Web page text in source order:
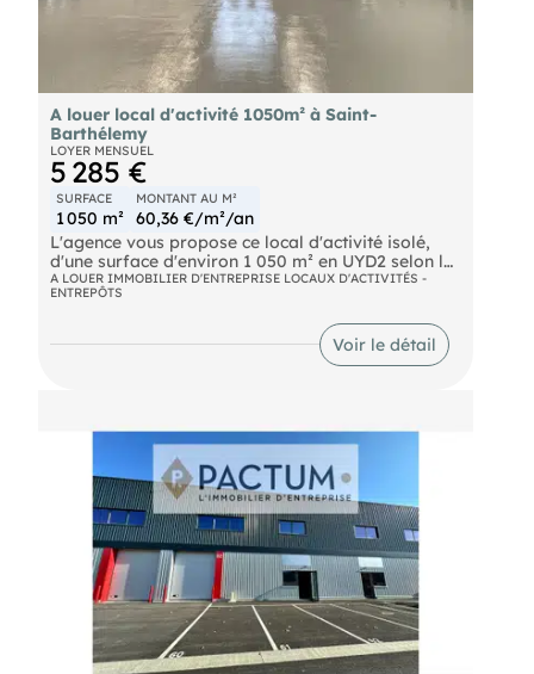
A louer local d'activité 1050m² à Saint-
Barthélemy
LOYER MENSUEL
5 285 €
SURFACE
1 050 m²
MONTANT AU M²
60,36 €/m²/an
L'agence vous propose ce local d'activité isolé,
d'une surface d'environ 1 050 m² en UYD2 selon le
PLUi, situé à Saint Barthelemy-d'Anjou.
Caractéristiques :
d'environ 170 m² pour les bureaux
financières :
- Loyer HT : 5 285 € HT / mois
- Honoraires : 15 855 € (soit 25 % du loyer annuel
- Dépôt de garantie : 2 mois de loyer
- Taxe foncière : 5 609 € / an Nos prix s'entendent
hors taxes (TVA applicable au taux en vigueur). ,
Spécialiste en Immobilier d'Entreprise (Bureaux,
Commerces, Locaux d'Activités, Terrains et
Logistique). Veuillez nous consulter pour connaitre
tous nos produits sur Angers, Nantes, Cholet et
leurs périphéries, à la vente et à location.
Complément d'information par téléphone au
A LOUER IMMOBILIER D'ENTREPRISE LOCAUX D'ACTIVITÉS -
ENTREPÔTS
Voir le détail